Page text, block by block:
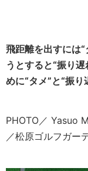
飛距離を出すには
うとすると“振り
めに“タメ”と“振
PHOTO／ Yasuo
／松原ゴルフガー